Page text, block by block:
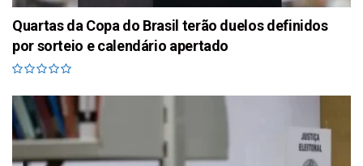
Quartas da Copa do Brasil terão duelos definidos
por sorteio e calendário apertado